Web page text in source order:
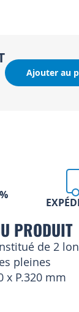
Ajouter au
PRODUIT
de 2
pleines
x P.320 mm